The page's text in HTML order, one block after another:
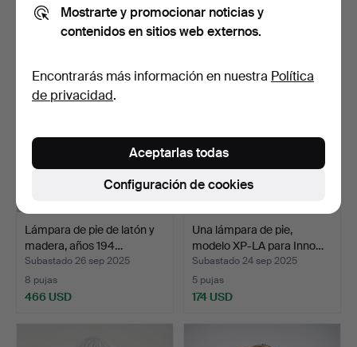
7 pujas
116 USD
39 pujas
757 USD
Lámpara de pie de latón y
madera, años 194…
Subastado 26 sep 2025
8 pujas
466 USD
Una lámpara de pie,
modelo XP-LA para Inno…
Subastado 24 sep 2025
5 pujas
174 USD
Mostrarte y promocionar noticias y
contenidos en sitios web externos.
Encontrarás más información en nuestra Política
de privacidad.
Configuración de cookies
Aceptarlas todas